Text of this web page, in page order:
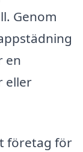
Genom
en
eller
företag för